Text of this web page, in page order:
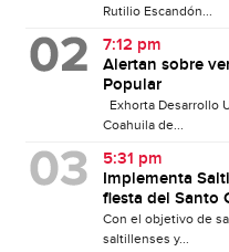
Rutilio Escandón...
7:12 pm
Alertan sobre
Popular
Exhorta Desarrollo
Coahuila de...
5:31 pm
Implementa
fiesta del Santo
Con el objetivo de
saltillenses y...